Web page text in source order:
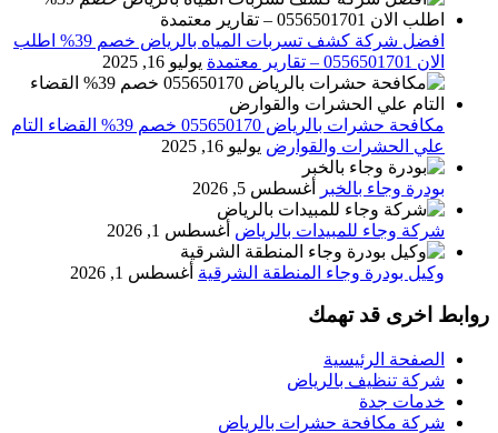
افضل شركة كشف تسربات المياه بالرياض خصم 39% اطلب
الان 0556501701‬‏ – تقارير معتمدة
يوليو 16, 2025
مكافحة حشرات بالرياض 055650170 خصم 39% القضاء التام
علي الحشرات والقوارض يوليو 16, 2025
بودرة وجاء بالخبر أغسطس 5, 2026
شركة وجاء للمبيدات بالرياض أغسطس 1, 2026
وكيل بودرة وجاء المنطقة الشرقية أغسطس 1, 2026
روابط اخرى قد تهمك
الصفحة الرئيسية
شركة تنظيف بالرياض
خدمات جدة
شركة مكافحة حشرات بالرياض